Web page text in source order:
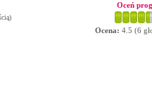
Oceń
Ocena: 4.5 (6